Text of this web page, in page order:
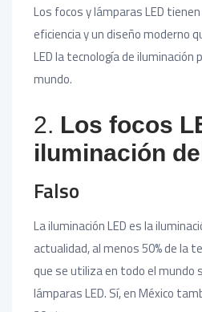
Los focos y lámparas LED
eficiencia y un diseño moderno
LED la tecnología de iluminación
mundo.
2. Los focos
iluminación
Falso
La iluminación LED es la
actualidad, al menos 50% de la
que se utiliza en todo el mundo
lámparas LED. Sí, en México